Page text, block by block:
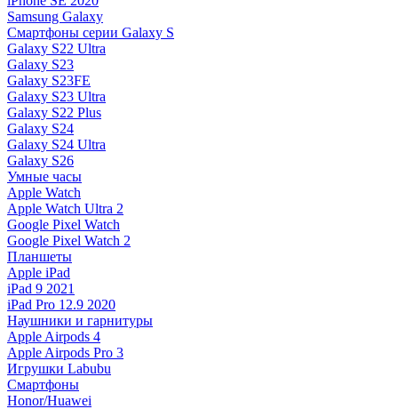
Samsung Galaxy
Смартфоны серии Galaxy S
Galaxy S22 Ultra
Galaxy S23
Galaxy S23FE
Galaxy S23 Ultra
Galaxy S22 Plus
Galaxy S24
Galaxy S24 Ultra
Galaxy S26
Умные часы
Apple Watch
Apple Watch Ultra 2
Google Pixel Watch
Google Pixel Watch 2
Планшеты
Apple iPad
iPad 9 2021
iPad Pro 12.9 2020
Наушники и гарнитуры
Apple Airpods 4
Apple Airpods Pro 3
Игрушки Labubu
Смартфоны
Honor/Huawei